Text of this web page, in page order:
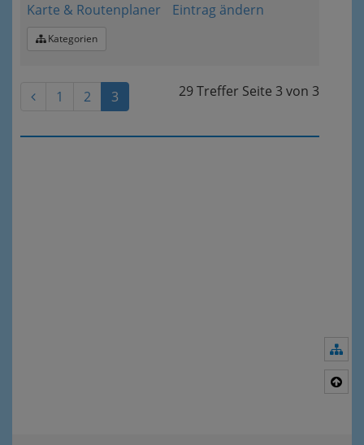
Karte & Routenplaner
Eintrag ändern
Kategorien
29 Treffer Seite 3 von 3
1 2 3